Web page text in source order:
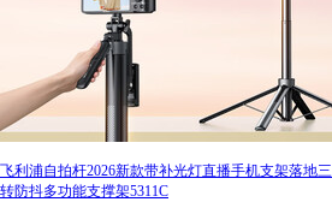
飞利浦自拍杆2026新款带补光灯直播手机支架落地
转防抖多功能支撑架5311C